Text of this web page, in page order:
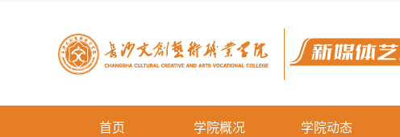
首页 学院概况 学院动态